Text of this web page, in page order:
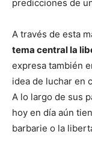
predicciones de
A través de esta
tema central la
expresa también
idea de luchar en
A lo largo de sus
hoy en día aún
barbarie o la